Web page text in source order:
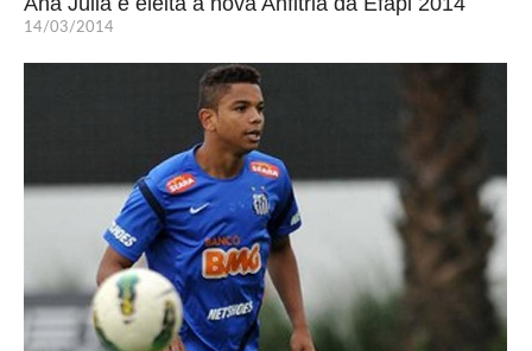
14/03/2014